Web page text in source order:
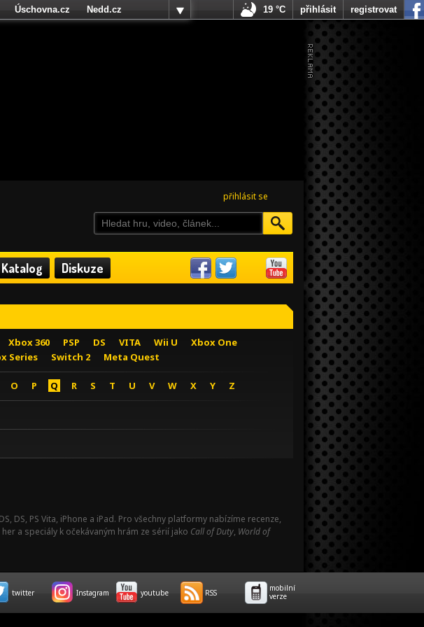
přihlásit se
Katalog Diskuze
Xbox 360 PSP DS VITA Wii U
Xbox One
Series Switch 2 Meta Quest
O P Q R S T U V W X Y Z
DS, PS Vita, iPhone a iPad. Pro všechny platformy nabízíme recenze,
a speciály k očekávaným hrám ze sérií jako Call of Duty, World of
Úschovna.cz
Nedd.cz
19 °C přihlásit registrovat
twitter Instagram youtube RSS
mobilní
verze